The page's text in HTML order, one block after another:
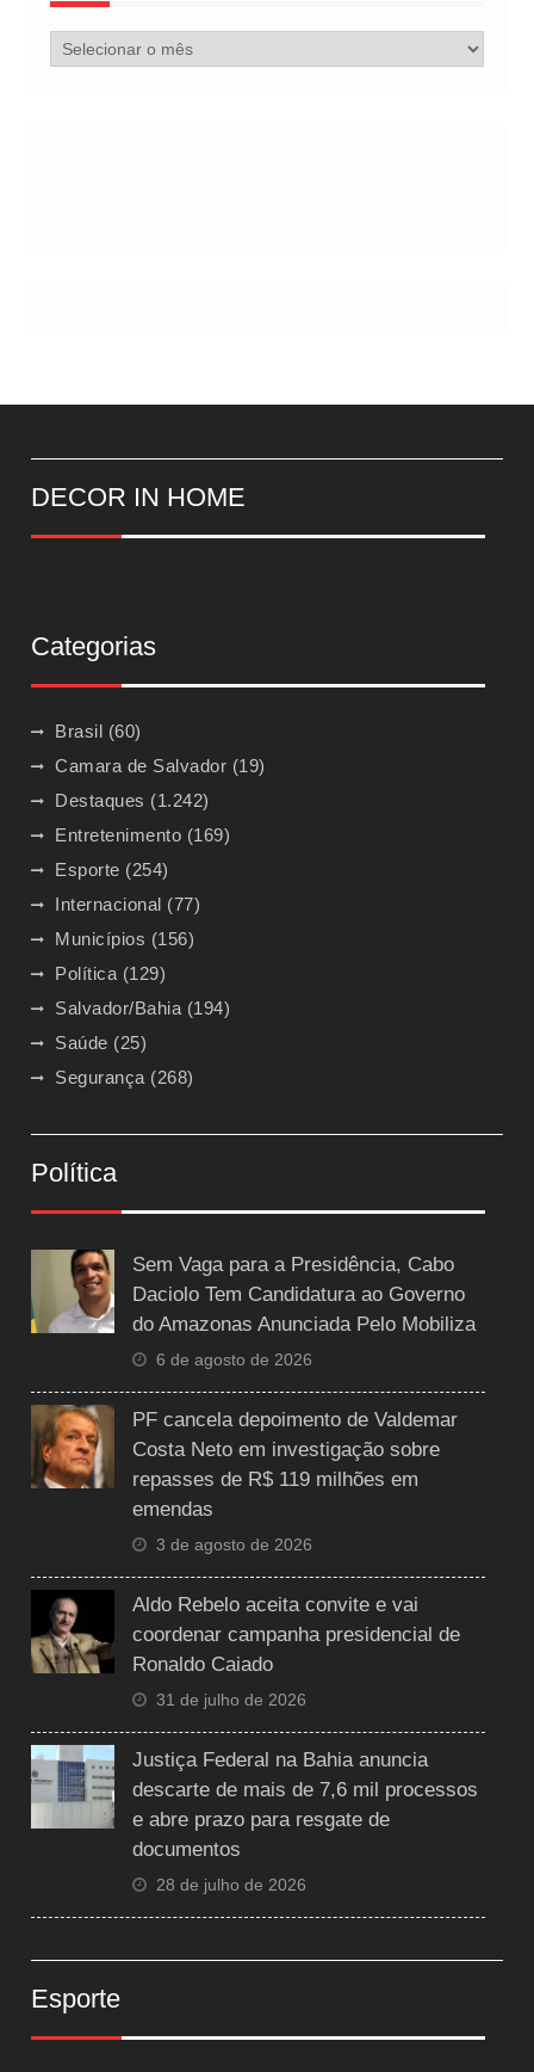
Arquivo
de
DECOR IN HOME
Categorias
Brasil (60)
Camara de Salvador (19)
Destaques (1.242)
Entretenimento (169)
Esporte (254)
Internacional (77)
Municípios (156)
Política (129)
Salvador/Bahia (194)
Saúde (25)
Segurança (268)
Política
Sem Vaga para a Presidência, Cabo
Daciolo Tem Candidatura ao Governo
do Amazonas Anunciada Pelo Mobiliza
6 de agosto de 2026
PF cancela depoimento de Valdemar
Costa Neto em investigação sobre
repasses de R$ 119 milhões em
emendas
3 de agosto de 2026
Aldo Rebelo aceita convite e vai
coordenar campanha presidencial de
Ronaldo Caiado
31 de julho de 2026
Justiça Federal na Bahia anuncia
descarte de mais de 7,6 mil processos
e abre prazo para resgate de
documentos
28 de julho de 2026
Esporte